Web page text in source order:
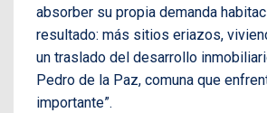
absorber su propia demanda
resultado: más sitios eriazos,
un traslado del desarrollo
Pedro de la Paz, comuna que
importante”.